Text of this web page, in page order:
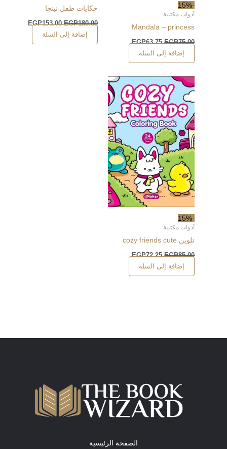
-15%
أدوات مكتبية
Mandala – princess
EGP75.00
EGP63.75
إضافة إلى السلة
حكايات طفل نينجا
EGP180.00
EGP153.00
إضافة إلى السلة
-15%
أدوات مكتبية
تلوين cozy friends cute
EGP85.00
EGP72.25
إضافة إلى السلة
الصفحة الرئيسية